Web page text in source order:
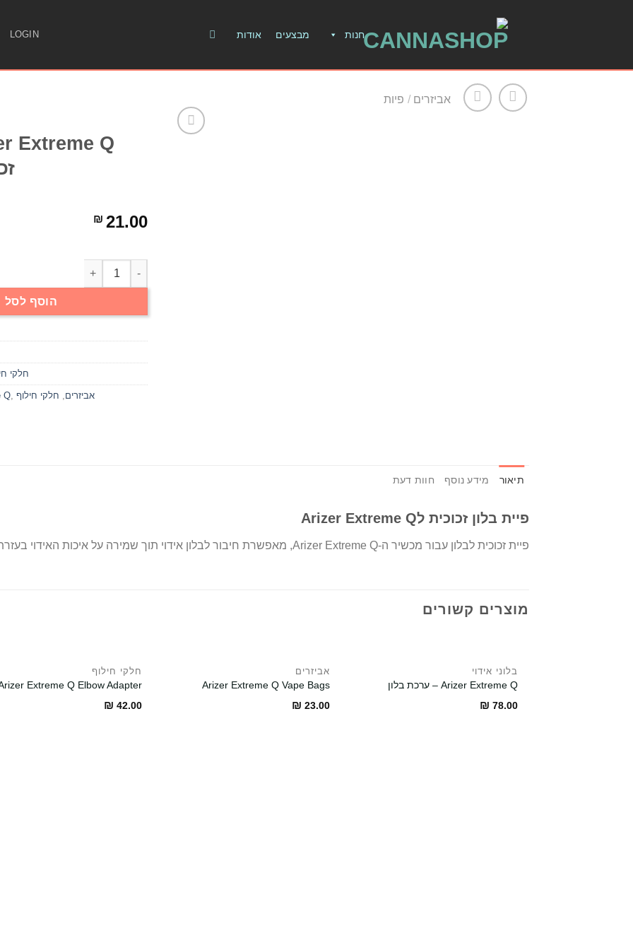
חנות מבצעים אודות LOGIN
אביזרים / פיות
₪ 21.00
Arizer Extreme Q פיית זכוכית לבלון quantity
הוסף לסל
חלקי
Q אביזרים חלקי חילוף
תיאור מידע נוסף חוות דעת
פיית בלון זכוכית לArizer Extreme Q
פיית זכוכית לבלון עבור מכשיר ה-Arizer Extreme Q, מאפשרת חיבור לבלון אידוי תוך שמירה על איכות האידוי בעזרת מעבר הזכוכית.
מוצרים קשורים
בלוני אידוי
Arizer Extreme Q – ערכת בלון
₪ 78.00
אביזרים
Arizer Extreme Q Vape Bags
₪ 23.00
חלקי חילוף
Extreme Q Elbow Adapter
₪ 42.00